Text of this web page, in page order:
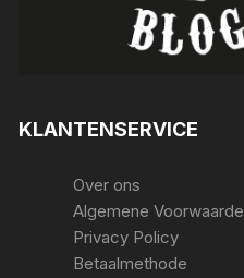
KLANTENSERVICE
Over ons
Algemene Voorwaarde
Privacy Policy
Betaalmethode